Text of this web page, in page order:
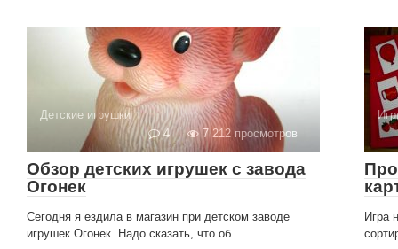
Детские игрушки
4
7 212 просмотров
Обзор детских игрушек с завода
Огонек
Сегодня я ездила в магазин при детском заводе
игрушек Огонек. Надо сказать, что об
Игра